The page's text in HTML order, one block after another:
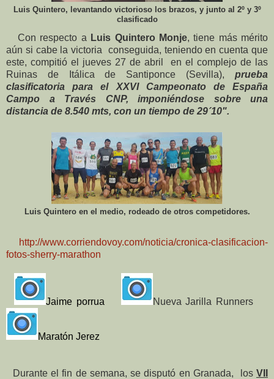
Luis Quintero, levantando victorioso los brazos, y junto al 2º y 3º
clasificado
Con respecto a Luis Quintero Monje, tiene más mérito
aún si cabe la victoria conseguida, teniendo en cuenta que
este, compitió el jueves 27 de abril en el complejo de las
Ruinas de Itálica de Santiponce (Sevilla), prueba
clasificatoria para el XXVI Campeonato de España
Campo a Través CNP, imponiéndose sobre una
distancia de 8.540 mts, con un tiempo de 29´10".
Luis Quintero en el medio, rodeado de otros competidores.
http://www.corriendovoy.com/noticia/cronica-clasificacion-
fotos-sherry-marathon
Jaime porrua Nueva Jarilla Runners
Maratón Jerez
Durante el fin de semana, se disputó en Granada, los VII